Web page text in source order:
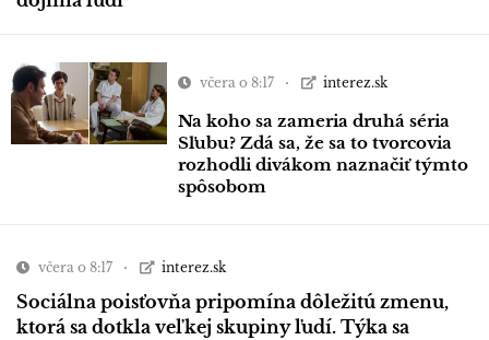
včera o 8:17 interez.sk
Na koho sa zameria druhá séria
Sľubu? Zdá sa, že sa to tvorcovia
rozhodli divákom naznačiť týmto
spôsobom
včera o 8:17 interez.sk
Sociálna poisťovňa pripomína dôležitú zmenu,
ktorá sa dotkla veľkej skupiny ľudí. Týka sa